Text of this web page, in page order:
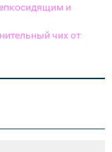
и
чих от